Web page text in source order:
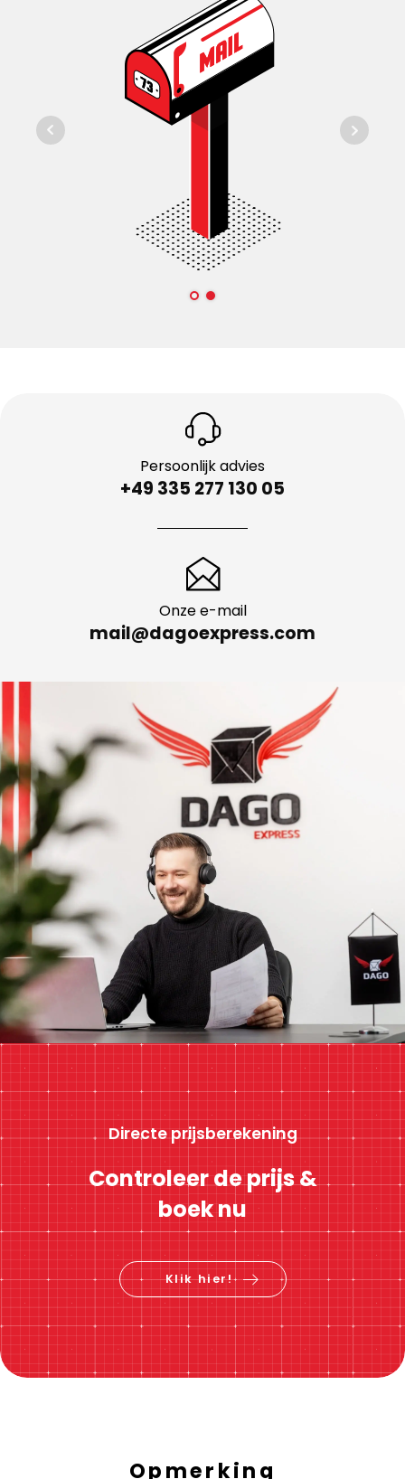
Persoonlijk advies
+49 335 277 130 05
Onze e-mail
mail@dagoexpress.com
Directe prijsberekening
Controleer de prijs &
boek nu
Klik hier!
Opmerking